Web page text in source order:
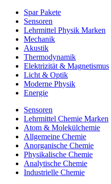
Spar Pakete
Sensoren
Lehrmittel Physik Marken
Mechanik
Akustik
Thermodynamik
Elektrizität & Magnetismus
Licht & Optik
Moderne Physik
Energie
Sensoren
Lehrmittel Chemie Marken
Atom & Molekülchemie
Allgemeine Chemie
Anorganische Chemie
Physikalische Chemie
Analytische Chemie
Industrielle Chemie